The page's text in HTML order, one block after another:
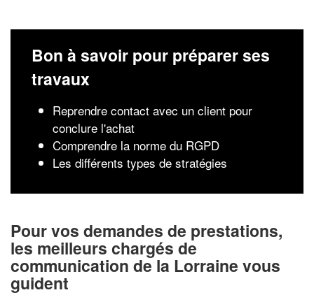
Bon à savoir pour préparer ses
travaux
Reprendre contact avec un client pour
conclure l'achat
Comprendre la norme du RGPD
Les différents types de stratégies
Pour vos demandes de prestations,
les meilleurs chargés de
communication de la Lorraine vous
guident